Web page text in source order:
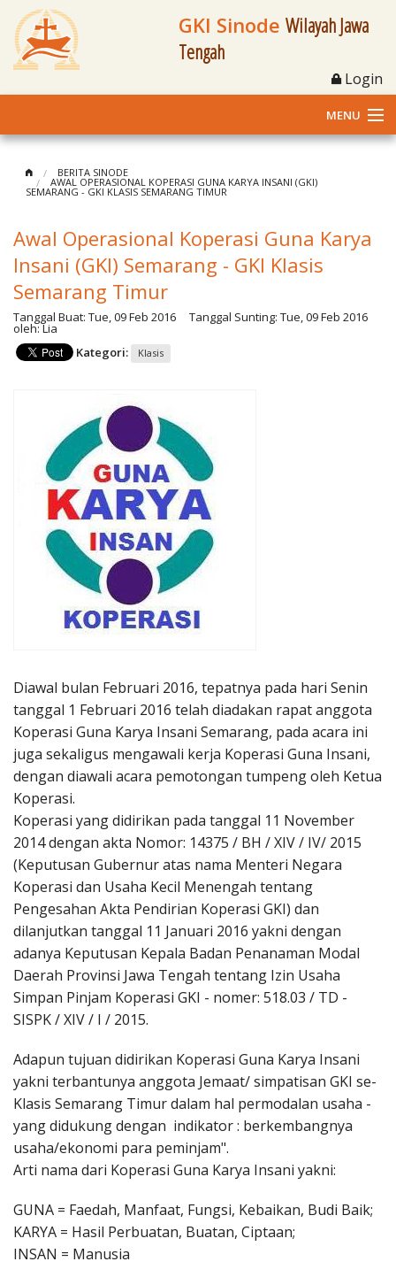
GKI Sinode Wilayah Jawa
Tengah
Login
MENU
Profil
Klasis dan Jemaat
Berita Kegiatan
Fasilitas
BERITA SINODE
AWAL OPERASIONAL KOPERASI GUNA KARYA INSANI (GKI)
SEMARANG - GKI KLASIS SEMARANG TIMUR
Awal Operasional Koperasi Guna Karya
Insani (GKI) Semarang - GKI Klasis
Semarang Timur
Tanggal Buat: Tue, 09 Feb 2016 Tanggal Sunting: Tue, 09 Feb 2016
oleh:Lia
Kategori:
Klasis
Diawal bulan Februari 2016, tepatnya pada hari Senin
tanggal 1 Februari 2016 telah diadakan rapat anggota
Koperasi Guna Karya Insani Semarang, pada acara ini
juga sekaligus mengawali kerja Koperasi Guna Insani,
dengan diawali acara pemotongan tumpeng oleh Ketua
Koperasi.
Koperasi yang didirikan pada tanggal 11 November
2014 dengan akta Nomor: 14375 / BH / XIV / IV/ 2015
(Keputusan Gubernur atas nama Menteri Negara
Koperasi dan Usaha Kecil Menengah tentang
Pengesahan Akta Pendirian Koperasi GKI) dan
dilanjutkan tanggal 11 Januari 2016 yakni dengan
adanya Keputusan Kepala Badan Penanaman Modal
Daerah Provinsi Jawa Tengah tentang Izin Usaha
Simpan Pinjam Koperasi GKI - nomer: 518.03 / TD -
SISPK / XIV / I / 2015.
Adapun tujuan didirikan Koperasi Guna Karya Insani
yakni terbantunya anggota Jemaat/ simpatisan GKI se-
Klasis Semarang Timur dalam hal permodalan usaha -
yang didukung dengan indikator : berkembangnya
usaha/ekonomi para peminjam".
Arti nama dari Koperasi Guna Karya Insani yakni:
GUNA = Faedah, Manfaat, Fungsi, Kebaikan, Budi Baik;
KARYA = Hasil Perbuatan, Buatan, Ciptaan;
INSAN = Manusia